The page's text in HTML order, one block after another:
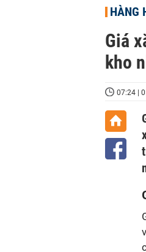
HÀNG
Giá
kho
07:24 |